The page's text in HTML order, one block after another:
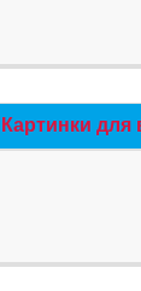
Картинки для